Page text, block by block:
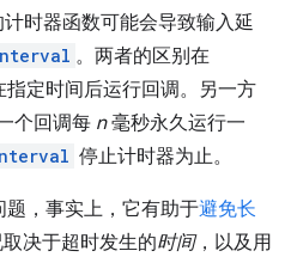
时器函数可能会导致输入延
。两者的区别在
指定时间后运行回调。另一方
个回调每 n毫秒永久运行一
停止计时器为止。
题，事实上，它有助于避免长
决于超时发生的时间，以及用